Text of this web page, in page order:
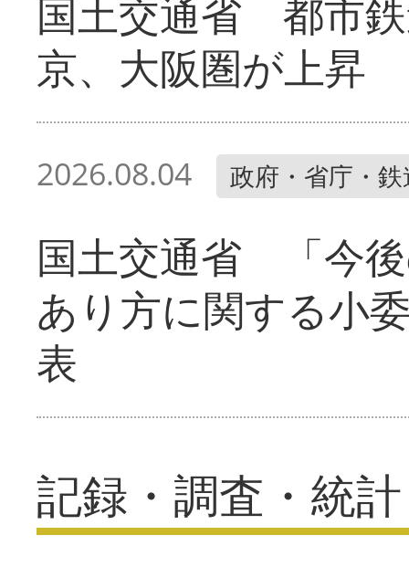
国土交通省 都市
京、大阪圏が上昇
2026.08.04 政府・省庁・
国土交通省 「今
あり方に関する小
表
記録・調査・統計